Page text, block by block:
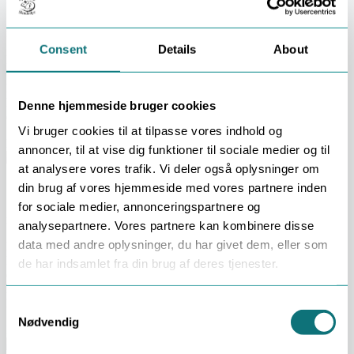
Consent Details About
Denne hjemmeside bruger cookies
Vi bruger cookies til at tilpasse vores indhold og
annoncer, til at vise dig funktioner til sociale medier og til
at analysere vores trafik. Vi deler også oplysninger om
din brug af vores hjemmeside med vores partnere inden
for sociale medier, annonceringspartnere og
analysepartnere. Vores partnere kan kombinere disse
data med andre oplysninger, du har givet dem, eller som
de har indsamlet fra din brug af deres tjenester.
Selection
Nødvendig
november 23, 2025
boligforening Af Redaktionen · 23. november 2025 · Læsetid: 0 min
lejemål, der er ramt. De kan bevæge sig via rør, lofter og
etageadskillelser, og derfor er skægkræ
Skægkræ i ejerbolig
november 22, 2025
Forside › Blog › Skægkræ i ejerbolig Privat Skægkræ i ejerbolig Af
Redaktionen · 22. november 2025 · Læsetid: 0 min Skægkræ i
ejerbolig opleves ofte som et chok – uanset om det er nybyg,
rækkehus eller ældre villa. Heldigvis er det et kendt problem, der
Læs mere »